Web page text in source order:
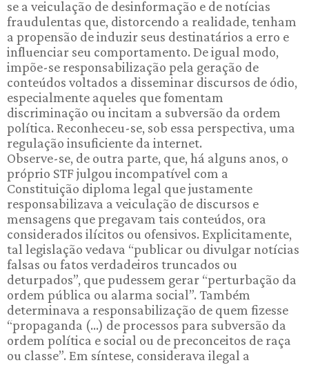
se a veiculação de desinformação e de notícias
fraudulentas que, distorcendo a realidade, tenham
a propensão de induzir seus destinatários a erro e
influenciar seu comportamento. De igual modo,
impõe-se responsabilização pela geração de
conteúdos voltados a disseminar discursos de ódio,
especialmente aqueles que fomentam
discriminação ou incitam a subversão da ordem
política. Reconheceu-se, sob essa perspectiva, uma
regulação insuficiente da internet.
Observe-se, de outra parte, que, há alguns anos, o
próprio STF julgou incompatível com a
Constituição diploma legal que justamente
responsabilizava a veiculação de discursos e
mensagens que pregavam tais conteúdos, ora
considerados ilícitos ou ofensivos. Explicitamente,
tal legislação vedava “publicar ou divulgar notícias
falsas ou fatos verdadeiros truncados ou
deturpados”, que pudessem gerar “perturbação da
ordem pública ou alarma social”. Também
determinava a responsabilização de quem fizesse
“propaganda (...) de processos para subversão da
ordem política e social ou de preconceitos de raça
ou classe”. Em síntese, considerava ilegal a